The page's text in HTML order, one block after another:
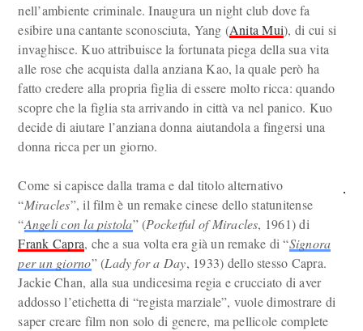
nell’ambiente criminale. Inaugura un night club dove fa
esibire una cantante sconosciuta, Yang (Anita Mui), di cui si
invaghisce. Kuo attribuisce la fortunata piega della sua vita
alle rose che acquista dalla anziana Kao, la quale però ha
fatto credere alla propria figlia di essere molto ricca: quando
scopre che la figlia sta arrivando in città va nel panico. Kuo
decide di aiutare l’anziana donna aiutandola a fingersi una
donna ricca per un giorno.
Come si capisce dalla trama e dal titolo alternativo
“Miracles”, il film è un remake cinese dello statunitense
“Angeli con la pistola” (Pocketful of Miracles, 1961) di
Frank Capra, che a sua volta era già un remake di “Signora
per un giorno” (Lady for a Day, 1933) dello stesso Capra.
Jackie Chan, alla sua undicesima regia e crucciato di aver
addosso l’etichetta di “regista marziale”, vuole dimostrare di
saper creare film non solo di genere, ma pellicole complete